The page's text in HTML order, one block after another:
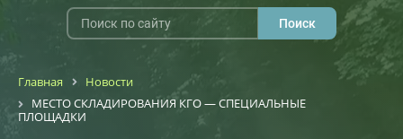
Главная
Новости
МЕСТО СКЛАДИРОВАНИЯ КГО — СПЕЦИАЛЬНЫЕ
ПЛОЩАДКИ